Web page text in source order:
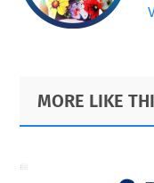
Primary
Sidebar
Footer
MORE LIKE